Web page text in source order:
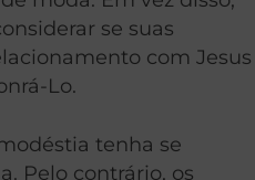
se suas
com Jesus
Lo.
tenha se
Pelo contrário, os